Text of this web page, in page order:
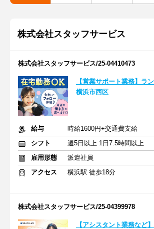
株式会社スタッフサービス
株式会社スタッフサービス/25-04410473
【営業サポート業務】ラ
横浜市西区
給与
時給1600円+交通費支給
シフト
週5日以上 1日7.5時間以上
雇用形態
派遣社員
アクセス
横浜駅 徒歩18分
株式会社スタッフサービス/25-04399978
【アシスタント業務など